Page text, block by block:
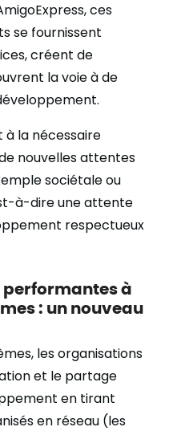
ces
se fournissent
créent de
la voie à de
à la nécessaire
nouvelles attentes
sociétale ou
à-dire une attente
respectueux
à
: un nouveau
les organisations
et le partage
en tirant
en réseau (les